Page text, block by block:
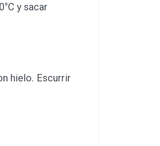
y sacar
hielo. Escurrir